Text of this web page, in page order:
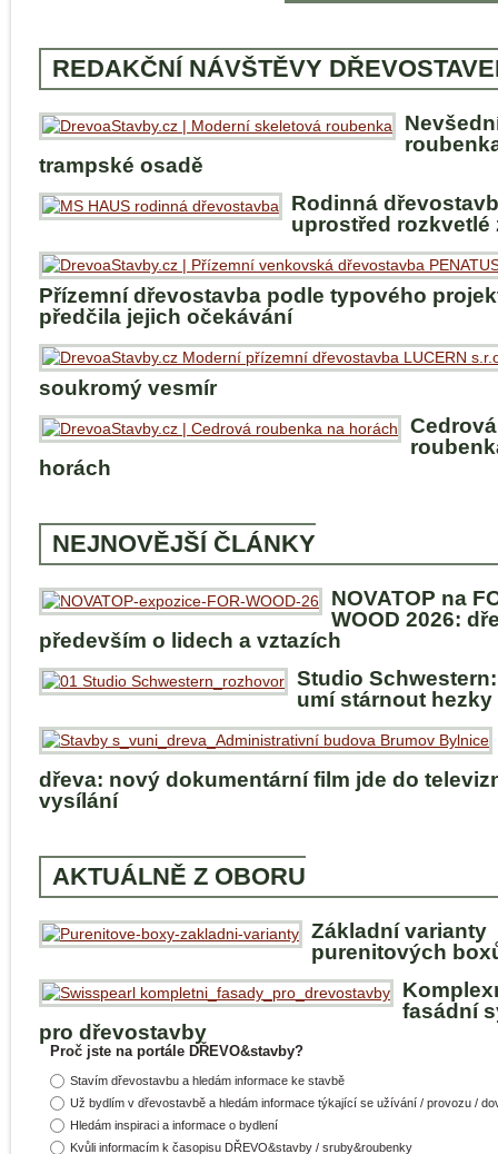
REDAKČNÍ NÁVŠTĚVY
trampské osadě
Rodinná
uprostřed rozkvetlé
Přízemní dřevostavba podle typového
předčila jejich očekávání
soukromý vesmír
Cedrová
horách
NEJNOVĚJŠÍ ČLÁNKY
NOVATOP na
WOOD 2026:
především o lidech a vztazích
Studio
umí stárnout hezky
dřeva: nový dokumentární film jde do
vysílání
AKTUÁLNĚ Z OBORU
Základní varianty
purenitových
fasádní
pro dřevostavby
Proč jste na portále DŘEVO&stavby?
Stavím dřevostavbu a hledám informace ke stavbě
Už bydlím v dřevostavbě a hledám informace týkající se užívání / provozu /
Hledám inspiraci a informace o bydlení
Kvůli informacím k časopisu DŘEVO&stavby / sruby&roubenky